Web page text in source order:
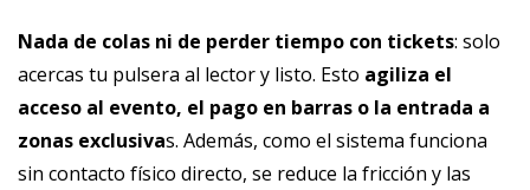
Nada de colas ni de perder tiempo con tickets: solo
acercas tu pulsera al lector y listo. Esto agiliza el
acceso al evento, el pago en barras o la entrada a
zonas exclusivas. Además, como el sistema funciona
sin contacto físico directo, se reduce la fricción y las